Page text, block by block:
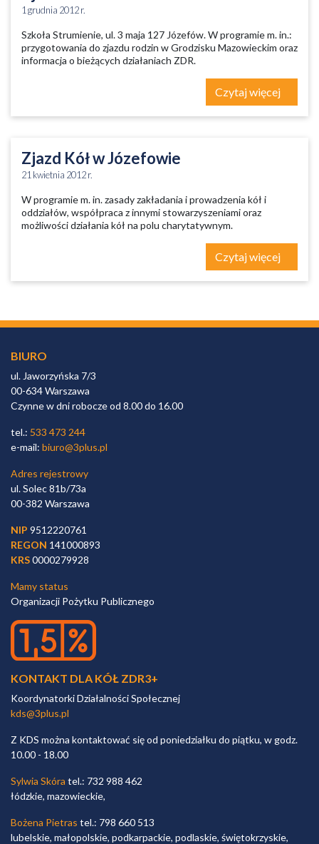
1 grudnia 2012 r.
Szkoła Strumienie, ul. 3 maja 127 Józefów. W programie m. in.:
przygotowania do zjazdu rodzin w Grodzisku Mazowieckim oraz
informacja o bieżących działaniach ZDR.
Czytaj więcej
Zjazd Kół w Józefowie
21 kwietnia 2012 r.
W programie m. in. zasady zakładania i prowadzenia kół i
oddziałów, współpraca z innymi stowarzyszeniami oraz
możliwości działania kół na polu charytatywnym.
Czytaj więcej
BIURO
ul. Jaworzyńska 7/3
00-634 Warszawa
Czynne w dni robocze od 8.00 do 16.00
tel.: 533 473 244
e-mail: biuro@3plus.pl
Adres rejestrowy
ul. Solec 81b/73a
00-382 Warszawa
NIP 9512220761
REGON 141000893
KRS0000279928
Mamy status
Organizacji Pożytku Publicznego
KONTAKT DLA KÓŁ ZDR3+
Koordynatorki Działalności Społecznej
kds@3plus.pl
Z KDS można kontaktować się od poniedziałku do piątku, w godz.
10.00 - 18.00
Sylwia Skóra tel.: 732 988 462
łódzkie, mazowieckie,
Bożena Pietras tel.: 798 660 513
lubelskie, małopolskie, podkarpackie, podlaskie, świętokrzyskie,